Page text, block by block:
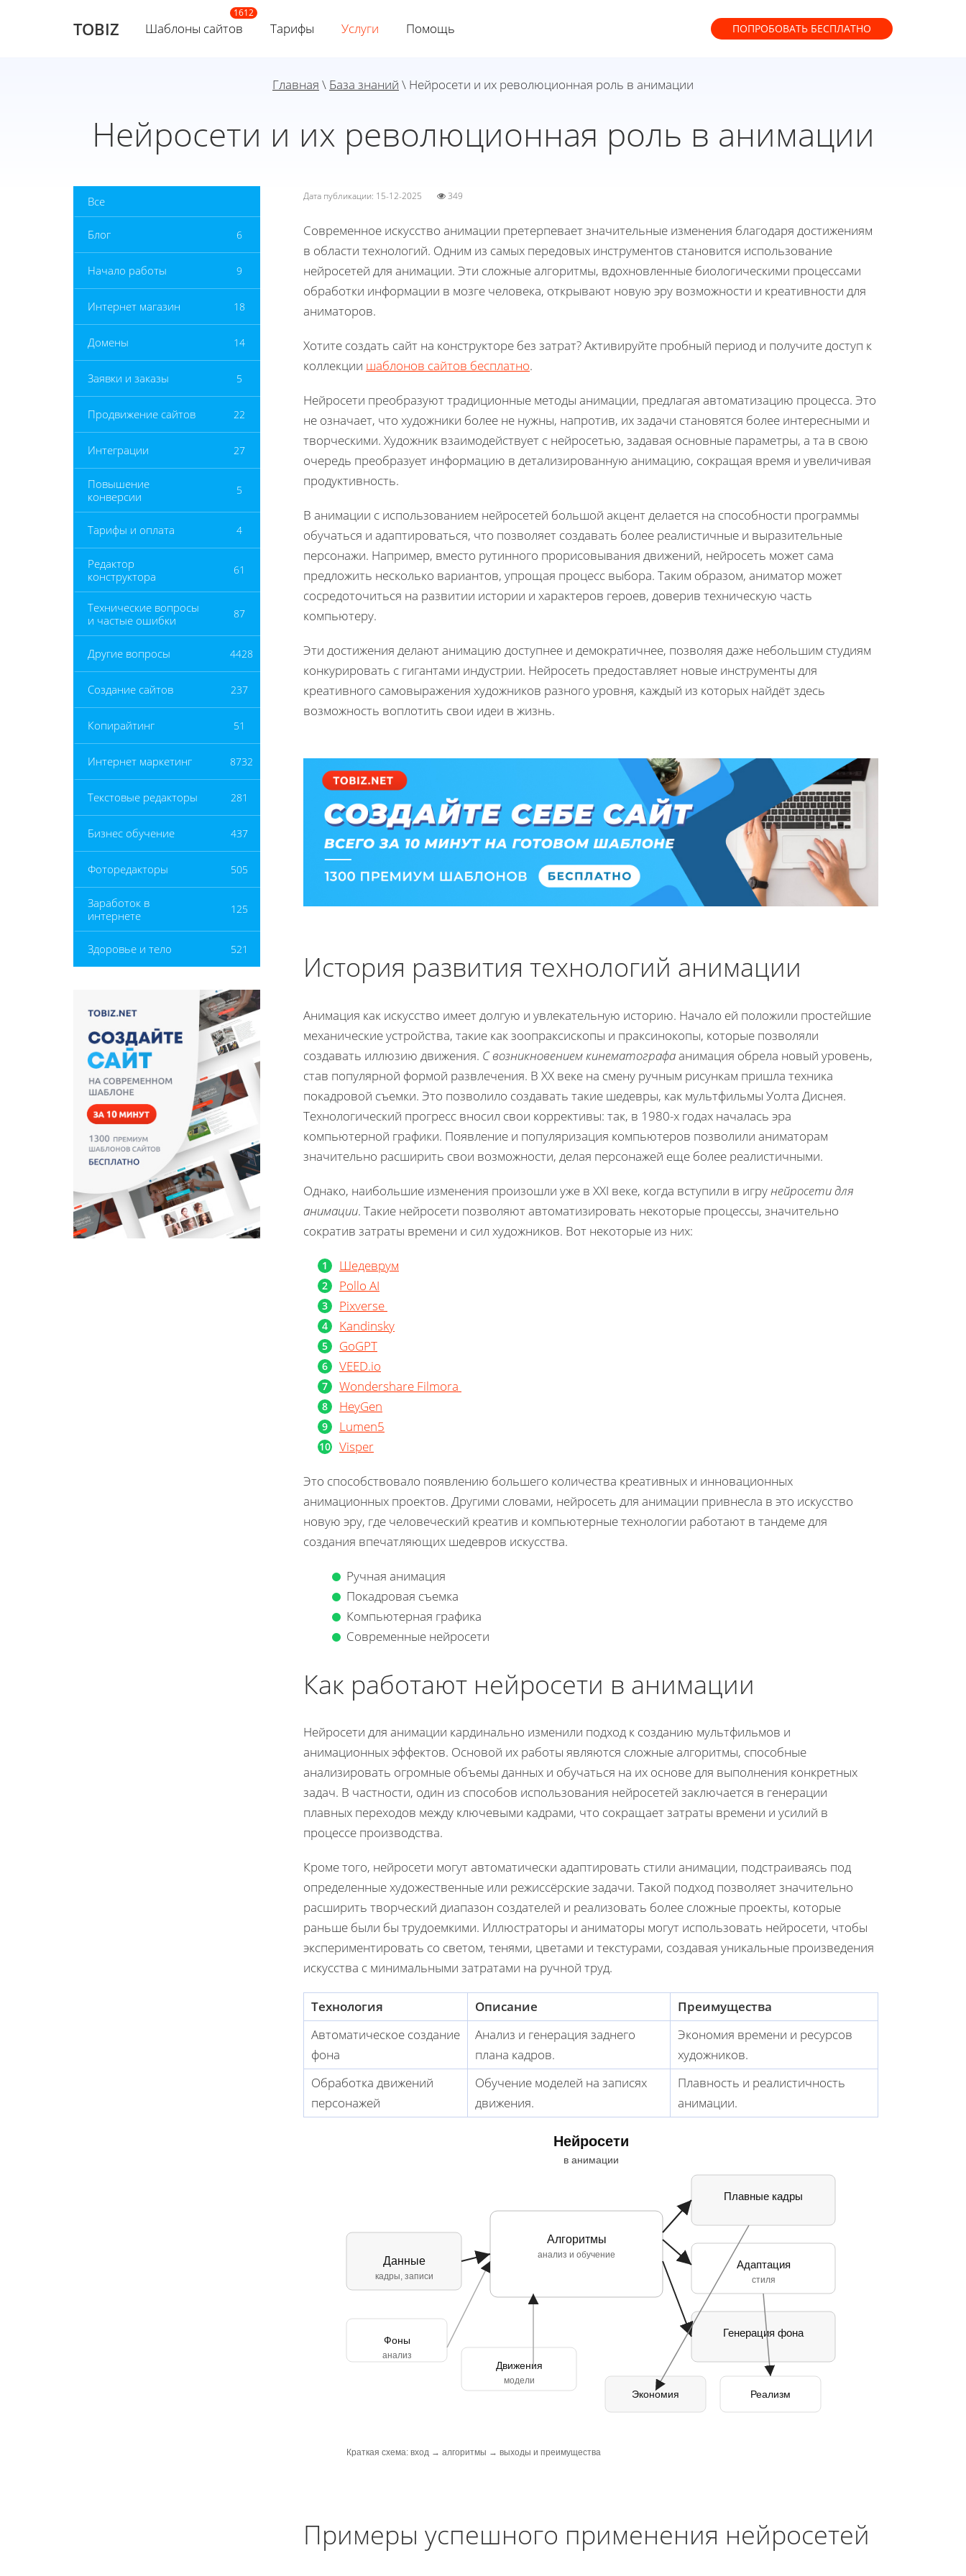
TOBIZ Шаблоны сайтов Тарифы Услуги Помощь ПОПРОБОВАТЬ БЕСПЛАТНО
Главная \ База знаний \ Нейросети и их революционная роль в анимации
Нейросети и их революционная роль в анимации
Все
Блог 6
Начало работы 9
Интернет магазин 18
Домены 14
Заявки и заказы 5
Продвижение сайтов 22
Интеграции 27
Повышение
конверсии
5
Тарифы и оплата 4
Редактор
конструктора
61
Технические вопросы
и частые ошибки
87
Другие вопросы 4428
Создание сайтов 237
Копирайтинг 51
Интернет маркетинг 8732
Текстовые редакторы 281
Бизнес обучение 437
Фоторедакторы 505
Заработок в
интернете
125
Здоровье и тело 521
Дата публикации: 15-12-2025 349
Современное искусство анимации претерпевает значительные изменения благодаря достижениям
в области технологий. Одним из самых передовых инструментов становится использование
нейросетей для анимации. Эти сложные алгоритмы, вдохновленные биологическими процессами
обработки информации в мозге человека, открывают новую эру возможности и креативности для
аниматоров.
Хотите создать сайт на конструкторе без затрат? Активируйте пробный период и получите доступ к
коллекции шаблонов сайтов бесплатно.
Нейросети преобразуют традиционные методы анимации, предлагая автоматизацию процесса. Это
не означает, что художники более не нужны, напротив, их задачи становятся более интересными и
творческими. Художник взаимодействует с нейросетью, задавая основные параметры, а та в свою
очередь преобразует информацию в детализированную анимацию, сокращая время и увеличивая
продуктивность.
В анимации с использованием нейросетей большой акцент делается на способности программы
обучаться и адаптироваться, что позволяет создавать более реалистичные и выразительные
персонажи. Например, вместо рутинного прорисовывания движений, нейросеть может сама
предложить несколько вариантов, упрощая процесс выбора. Таким образом, аниматор может
сосредоточиться на развитии истории и характеров героев, доверив техническую часть
компьютеру.
Эти достижения делают анимацию доступнее и демократичнее, позволяя даже небольшим студиям
конкурировать с гигантами индустрии. Нейросеть предоставляет новые инструменты для
креативного самовыражения художников разного уровня, каждый из которых найдёт здесь
возможность воплотить свои идеи в жизнь.
История развития технологий анимации
Анимация как искусство имеет долгую и увлекательную историю. Начало ей положили простейшие
механические устройства, такие как зоопраксископы и праксинокопы, которые позволяли
создавать иллюзию движения. С возникновением кинематографаанимация обрела новый уровень,
став популярной формой развлечения. В XX веке на смену ручным рисункам пришла техника
покадровой съемки. Это позволило создавать такие шедевры, как мультфильмы Уолта Диснея.
Технологический прогресс вносил свои коррективы: так, в 1980-х годах началась эра
компьютерной графики. Появление и популяризация компьютеров позволили аниматорам
значительно расширить свои возможности, делая персонажей еще более реалистичными.
Однако, наибольшие изменения произошли уже в XXI веке, когда вступили в игрунейросети для
анимации. Такие нейросети позволяют автоматизировать некоторые процессы, значительно
сократив затраты времени и сил художников. Вот некоторые из них:
Шедеврум
Pollo AI
Pixverse
Kandinsky
GoGPT
VEED.io
Wondershare Filmora
HeyGen
Lumen5
Visper
Это способствовало появлению большего количества креативных и инновационных
анимационных проектов. Другими словами, нейросеть для анимации привнесла в это искусство
новую эру, где человеческий креатив и компьютерные технологии работают в тандеме для
создания впечатляющих шедевров искусства.
Ручная анимация
Покадровая съемка
Компьютерная графика
Современные нейросети
Как работают нейросети в анимации
Нейросети для анимации кардинально изменили подход к созданию мультфильмов и
анимационных эффектов. Основой их работы являются сложные алгоритмы, способные
анализировать огромные объемы данных и обучаться на их основе для выполнения конкретных
задач. В частности, один из способов использования нейросетей заключается в генерации
плавных переходов между ключевыми кадрами, что сокращает затраты времени и усилий в
процессе производства.
Кроме того, нейросети могут автоматически адаптировать стили анимации, подстраиваясь под
определенные художественные или режиссёрские задачи. Такой подход позволяет значительно
расширить творческий диапазон создателей и реализовать более сложные проекты, которые
раньше были бы трудоемкими. Иллюстраторы и аниматоры могут использовать нейросети, чтобы
экспериментировать со светом, тенями, цветами и текстурами, создавая уникальные произведения
искусства с минимальными затратами на ручной труд.
Технология Описание
Преимущества
Автоматическое создание
фона
Анализ и генерация заднего
плана кадров.
Экономия времени и ресурсов
художников.
Обработка движений
персонажей
Обучение моделей на записях
движения.
Плавность и реалистичность
анимации.
Нейросети
в анимации
Данные
кадры, записи
Алгоритмы
анализ и обучение
Плавные кадры
Адаптация
стиля
Генерация фона
Фоны
анализ
Движения
модели
Экономия Реализм
Краткая схема: вход → алгоритмы → выходы и преимущества
Примеры успешного применения нейросетей